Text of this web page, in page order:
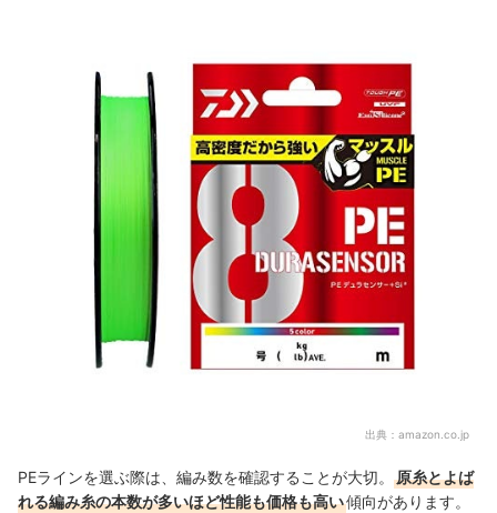
出典： amazon.co.jp
PEラインを選ぶ際は、編み数を確認することが大切。
原糸とよば
れる編み糸の本数が多いほど性能も価格も高い傾向があります。